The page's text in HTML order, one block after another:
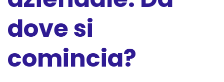
dove si
comincia?